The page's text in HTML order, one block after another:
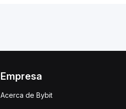
Empresa
Acerca de Bybit